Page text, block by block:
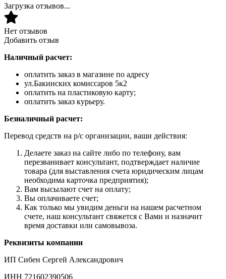
Загрузка отзывов...
Нет отзывов
Добавить отзыв
Наличный расчет:
оплатить заказ в магазине по адресу
ул.Бакинских комиссаров 5к2
оплатить на пластиковую карту;
оплатить заказ курьеру.
Безналичный расчет:
Перевод средств на р/с организации, ваши действия:
Делаете заказ на сайте либо по телефону, вам
перезванивает консультант, подтверждает наличие
товара (для выставления счета юридическим лицам
необходима карточка предприятия);
Вам высылают счет на оплату;
Вы оплачиваете счет;
Как только мы увидим деньги на нашем расчетном
счете, наш консультант свяжется с Вами и назначит
время доставки или самовывоза.
Реквизиты компании
ИП Сибен Сергей Александрович
ИНН 721602390506